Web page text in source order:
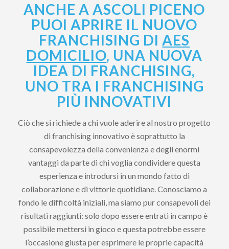
ANCHE A ASCOLI PICENO
PUOI APRIRE IL NUOVO
FRANCHISING DIAES
DOMICILIO, UNA NUOVA
IDEA DI FRANCHISING,
UNO TRA I FRANCHISING
PIÙ INNOVATIVI
Ciò che si richiede a chi vuole aderire al nostro progetto
di franchising innovativo è soprattutto la
consapevolezza della convenienza e degli enormi
vantaggi da parte di chi voglia condividere questa
esperienza e introdursi in un mondo fatto di
collaborazione e di vittorie quotidiane. Conosciamo a
fondo le difficoltà iniziali, ma siamo pur consapevoli dei
risultati raggiunti: solo dopo essere entrati in campo è
possibile mettersi in gioco e questa potrebbe essere
l’occasione giusta per esprimere le proprie capacità